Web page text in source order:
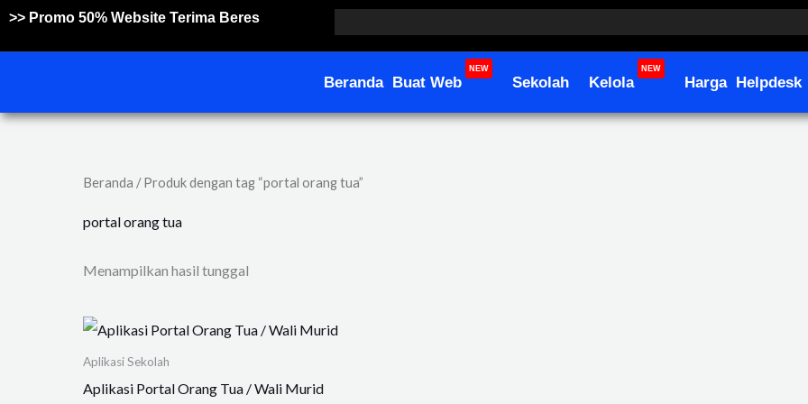
Lewati
>> Promo 50% Website Terima Beres
Beranda Buat Web
NEW
Sekolah Kelola
NEW
Harga Helpdesk
Beranda / Produk dengan tag “portal orang tua”
portal orang tua
Menampilkan hasil tunggal
Aplikasi Sekolah
Aplikasi Portal Orang Tua / Wali Murid